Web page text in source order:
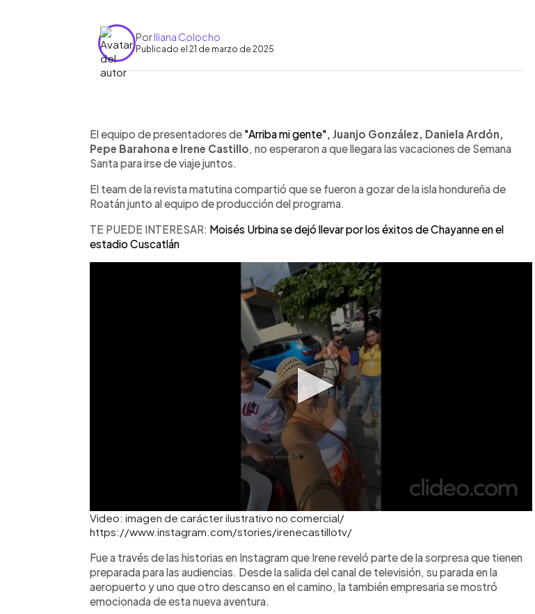
PorIliana Colocho
Publicado el 21 de marzo de 2025
► Escuchar artículo
El equipo de presentadores de "Arriba mi gente", Juanjo González, Daniela Ardón,
Pepe Barahona e Irene Castillo , no esperaron a que llegara las vacaciones de Semana
Santa para irse de viaje juntos.
El team de la revista matutina compartió que se fueron a gozar de la isla hondureña de
Roatán junto al equipo de producción del programa.
TE PUEDE INTERESAR: Moisés Urbina se dejó llevar por los éxitos de Chayanne en el
estadio Cuscatlán
Video: imagen de carácter ilustrativo no comercial/
https://www.instagram.com/stories/irenecastillotv/
Fue a través de las historias en Instagram que Irene reveló parte de la sorpresa que tienen
preparada para las audiencias. Desde la salida del canal de televisión, su parada en la
aeropuerto y uno que otro descanso en el camino, la también empresaria se mostró
emocionada de esta nueva aventura.